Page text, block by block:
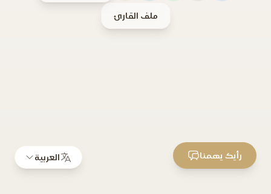
ملف القارئ
العربية رأيك يهمنا